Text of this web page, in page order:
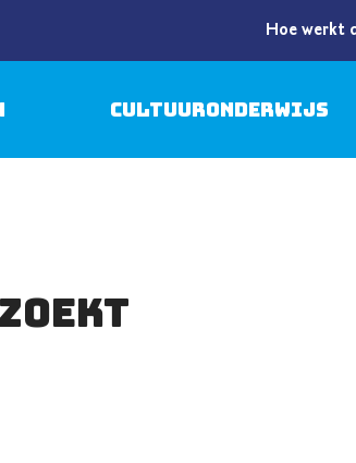
Hoe werkt
Cultuuronderwijs